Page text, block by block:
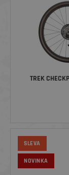
TREK
SLEVA
NOVINKA